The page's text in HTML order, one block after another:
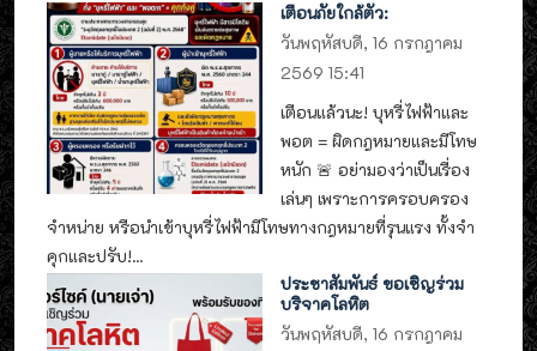
เตือนภัยใกล้ตัว:
วันพฤหัสบดี, 16 กรกฎาคม
2569 15:41
เตือนแล้วนะ! บุหรี่ไฟฟ้าและ
พอต = ผิดกฎหมายและมีโทษ
หนัก 🚨 อย่ามองว่าเป็นเรื่อง
เล่นๆ เพราะการครอบครอง
จำหน่าย หรือนำเข้าบุหรี่ไฟฟ้ามีโทษทางกฎหมายที่รุนแรง ทั้งจำ
คุกและปรับ!...
ประชาสัมพันธ์ ขอเชิญร่วม
บริจาคโลหิต
วันพฤหัสบดี, 16 กรกฎาคม